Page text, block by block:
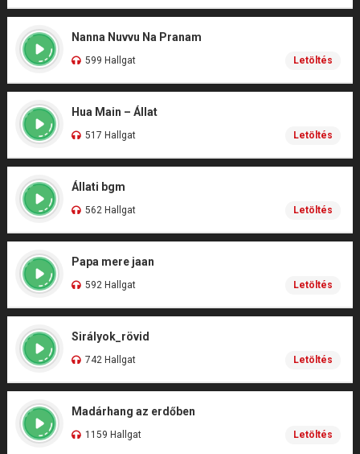
Nanna Nuvvu Na Pranam
599 Hallgat Letöltés
Hua Main – Állat
517 Hallgat Letöltés
Állati bgm
562 Hallgat Letöltés
Papa mere jaan
592 Hallgat Letöltés
Sirályok_rövid
742 Hallgat Letöltés
Madárhang az erdőben
1159 Hallgat Letöltés